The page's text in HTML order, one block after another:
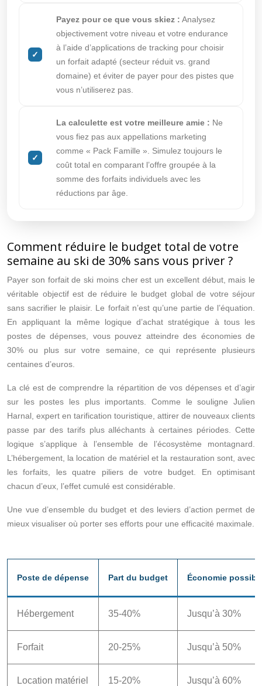
Payez pour ce que vous skiez : Analysez
objectivement votre niveau et votre endurance
à l’aide d’applications de tracking pour choisir
un forfait adapté (secteur réduit vs. grand
domaine) et éviter de payer pour des pistes que
vous n’utiliserez pas.
La calculette est votre meilleure amie : Ne
vous fiez pas aux appellations marketing
comme « Pack Famille ». Simulez toujours le
coût total en comparant l’offre groupée à la
somme des forfaits individuels avec les
réductions par âge.
Comment réduire le budget total de votre
semaine au ski de 30% sans vous priver ?
Payer son forfait de ski moins cher est un excellent début, mais le
véritable objectif est de réduire le budget global de votre séjour
sans sacrifier le plaisir. Le forfait n’est qu’une partie de l’équation.
En appliquant la même logique d’achat stratégique à tous les
postes de dépenses, vous pouvez atteindre des économies de
30% ou plus sur votre semaine, ce qui représente plusieurs
centaines d’euros.
La clé est de comprendre la répartition de vos dépenses et d’agir
sur les postes les plus importants. Comme le souligne Julien
Harnal, expert en tarification touristique, attirer de nouveaux clients
passe par des tarifs plus alléchants à certaines périodes. Cette
logique s’applique à l’ensemble de l’écosystème montagnard.
L’hébergement, la location de matériel et la restauration sont, avec
les forfaits, les quatre piliers de votre budget. En optimisant
chacun d’eux, l’effet cumulé est considérable.
Une vue d’ensemble du budget et des leviers d’action permet de
mieux visualiser où porter ses efforts pour une efficacité maximale.
Poste de dépense Part du budget Économie
Hébergement 35-40% Jusqu’à 30%
Forfait 20-25% Jusqu’à 50%
Location matériel 15-20% Jusqu’à 60%